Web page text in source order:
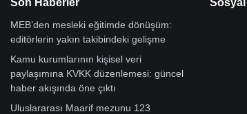
MEB’den mesleki eğitimde dönüşüm:
editörlerin yakın takibindeki gelişme
Kamu kurumlarının kişisel veri
paylaşımına KVKK düzenlemesi: güncel
haber akışında öne çıktı
Uluslararası Maarif mezunu 123